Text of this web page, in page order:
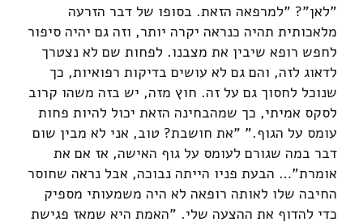
"לאן"? "למרפאה הזאת. בסופו של דבר הזרעה
מלאכותית תהיה כנראה יקרה יותר, וזה גם יהיה סיפור
לחפש רופא שיבין את מצבנו. לפחות שם לא נצטרך
לדאוג לזה, והם גם לא עושים בדיקות רפואיות, כך
שנוכל לחסוך גם על זה. חוץ מזה, יש בזה משהו קרוב
לסקס אמיתי, כך שמהבחינה הזאת יכול להיות פחות
עומס על הגוף." "את חושבת? טוב, אני לא מבין שום
דבר במה שגורם לעומס על גוף האישה, אז אם את
אומרת"… הבעת פניו הייתה נבוכה, אבל נראה שחוסר
החיבה שלו לאותה רופאה לא היה משמעותי מספיק
כדי להדוף את ההצעה שלי. "האמת היא שמאז פגישת